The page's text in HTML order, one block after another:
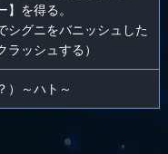
を得る。
シグニをバニッシュした
ッシュする）
）～ハト～